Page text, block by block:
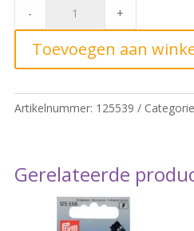
CREWEL
(16st)*
quantity
- +
Toevoegen aan
Artikelnummer: 125539
Gerelateerde